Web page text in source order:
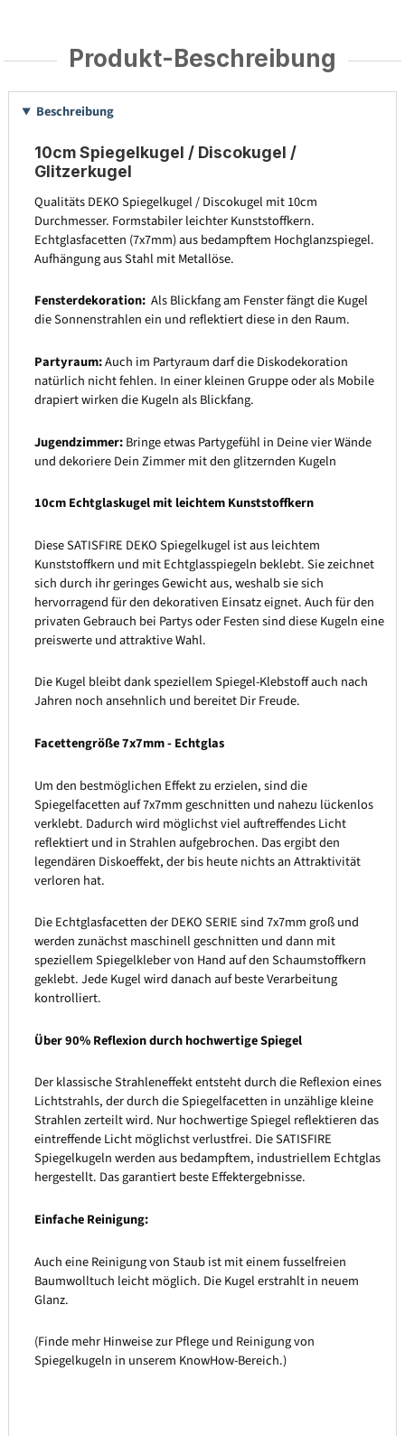
Produkt-Beschreibung
Beschreibung
10cm Spiegelkugel / Discokugel /
Glitzerkugel
Qualitäts DEKO Spiegelkugel / Discokugel mit 10cm
Durchmesser. Formstabiler leichter Kunststoffkern.
Echtglasfacetten (7x7mm) aus bedampftem Hochglanzspiegel.
Aufhängung aus Stahl mit Metallöse.
Fensterdekoration:Als Blickfang am Fenster fängt die Kugel
die Sonnenstrahlen ein und reflektiert diese in den Raum.
Partyraum:Auch im Partyraum darf die Diskodekoration
natürlich nicht fehlen. In einer kleinen Gruppe oder als Mobile
drapiert wirken die Kugeln als Blickfang.
Jugendzimmer:Bringe etwas Partygefühl in Deine vier Wände
und dekoriere Dein Zimmer mit den glitzernden Kugeln
10cm Echtglaskugel mit leichtem Kunststoffkern
Diese SATISFIRE DEKO Spiegelkugel ist aus leichtem
Kunststoffkern und mit Echtglasspiegeln beklebt. Sie zeichnet
sich durch ihr geringes Gewicht aus, weshalb sie sich
hervorragend für den dekorativen Einsatz eignet. Auch für den
privaten Gebrauch bei Partys oder Festen sind diese Kugeln eine
preiswerte und attraktive Wahl.
Die Kugel bleibt dank speziellem Spiegel-Klebstoff auch nach
Jahren noch ansehnlich und bereitet Dir Freude.
Facettengröße 7x7mm - Echtglas
Um den bestmöglichen Effekt zu erzielen, sind die
Spiegelfacetten auf 7x7mm geschnitten und nahezu lückenlos
verklebt. Dadurch wird möglichst viel auftreffendes Licht
reflektiert und in Strahlen aufgebrochen. Das ergibt den
legendären Diskoeffekt, der bis heute nichts an Attraktivität
verloren hat.
Die Echtglasfacetten der DEKO SERIE sind 7x7mm groß und
werden zunächst maschinell geschnitten und dann mit
speziellem Spiegelkleber von Hand auf den Schaumstoffkern
geklebt. Jede Kugel wird danach auf beste Verarbeitung
kontrolliert.
Über 90% Reflexion durch hochwertige Spiegel
Der klassische Strahleneffekt entsteht durch die Reflexion eines
Lichtstrahls, der durch die Spiegelfacetten in unzählige kleine
Strahlen zerteilt wird. Nur hochwertige Spiegel reflektieren das
eintreffende Licht möglichst verlustfrei. Die SATISFIRE
Spiegelkugeln werden aus bedampftem, industriellem Echtglas
hergestellt. Das garantiert beste Effektergebnisse.
Einfache Reinigung:
Auch eine Reinigung von Staub ist mit einem fusselfreien
Baumwolltuch leicht möglich. Die Kugel erstrahlt in neuem
Glanz.
(Finde mehr Hinweise zur Pflege und Reinigung von
Spiegelkugeln in unserem KnowHow-Bereich.)